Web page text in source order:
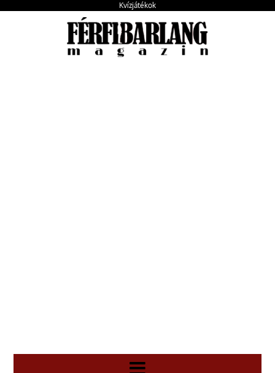
Kvízjátékok